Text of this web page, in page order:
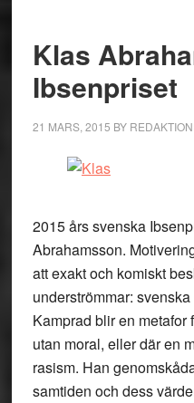
Klas
Ibsenpriset
21 MARS, 2015 BY
2015 års svenska
Abrahamsson.
att exakt och komiskt
underströmmar:
Kamprad blir en
utan moral, eller där en
rasism. Han
samtiden och dess